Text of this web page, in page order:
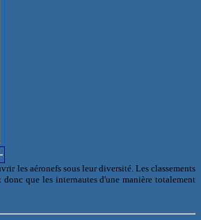
les aéronefs sous leur diversité. Les classements
que les internautes d'une manière totalement